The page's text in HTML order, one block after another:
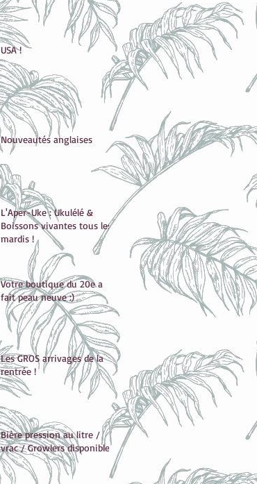
USA !
Nouveautés anglaises
L'Aper-Uke : Ukulélé &
Boissons vivantes tous les
mardis !
Votre boutique du 20e a
fait peau neuve :)
Les GROS arrivages de la
rentrée !
Bière pression au litre /
vrac / Growlers disponibles